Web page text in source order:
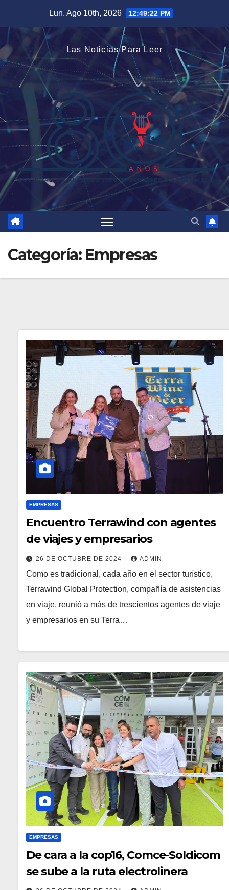
contenido
Lun. Ago 10th, 2026 12:49:24 PM
Las Noticias Para Leer
Categoría: Empresas
EMPRESAS
Encuentro Terrawind con agentes
de viajes y empresarios
26 DE OCTUBRE DE 2024 ADMIN
Como es tradicional, cada año en el sector turístico,
Terrawind Global Protection, compañía de asistencias
en viaje, reunió a más de trescientos agentes de viaje
y empresarios en su Terra…
EMPRESAS
De cara a la cop16, Comce-Soldicom
se sube a la ruta electrolinera